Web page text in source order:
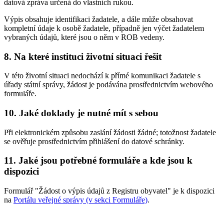
datová zpráva určená do vlastních rukou.
Výpis obsahuje identifikaci žadatele, a dále může obsahovat
kompletní údaje k osobě žadatele, případně jen výčet žadatelem
vybraných údajů, které jsou o něm v ROB vedeny.
8. Na které instituci životní situaci řešit
V této životní situaci nedochází k přímé komunikaci žadatele s
úřady státní správy, žádost je podávána prostřednictvím webového
formuláře.
10. Jaké doklady je nutné mít s sebou
Při elektronickém způsobu zaslání žádosti žádné; totožnost žadatele
se ověřuje prostřednictvím přihlášení do datové schránky.
11. Jaké jsou potřebné formuláře a kde jsou k
dispozici
Formulář "Žádost o výpis údajů z Registru obyvatel" je k dispozici
na Portálu veřejné správy (v sekci Formuláře).